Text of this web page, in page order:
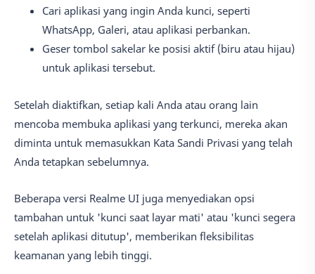
Cari aplikasi yang ingin Anda kunci, seperti
WhatsApp, Galeri, atau aplikasi perbankan.
Geser tombol sakelar ke posisi aktif (biru atau hijau)
untuk aplikasi tersebut.
Setelah diaktifkan, setiap kali Anda atau orang lain
mencoba membuka aplikasi yang terkunci, mereka akan
diminta untuk memasukkan Kata Sandi Privasi yang telah
Anda tetapkan sebelumnya.
Beberapa versi Realme UI juga menyediakan opsi
tambahan untuk 'kunci saat layar mati' atau 'kunci segera
setelah aplikasi ditutup', memberikan fleksibilitas
keamanan yang lebih tinggi.